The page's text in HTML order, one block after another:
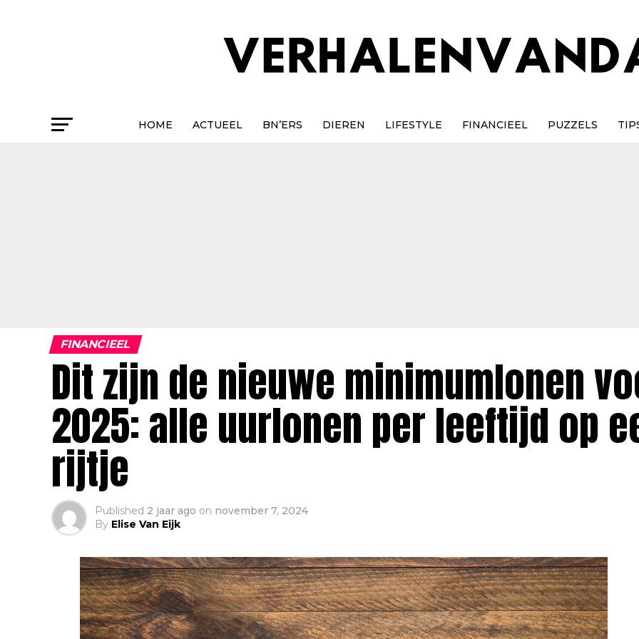
HOME ACTUEEL BN’ERS DIEREN LIFESTYLE FINANCIEEL PUZZELS
FINANCIEEL
Dit zijn de nieuwe minimumlonen
2025: alle uurlonen per leeftijd op
rijtje
Published 2 jaar ago on november 7, 2024
By Elise Van Eijk